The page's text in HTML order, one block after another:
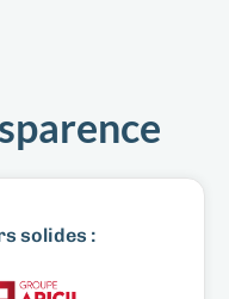
solides :